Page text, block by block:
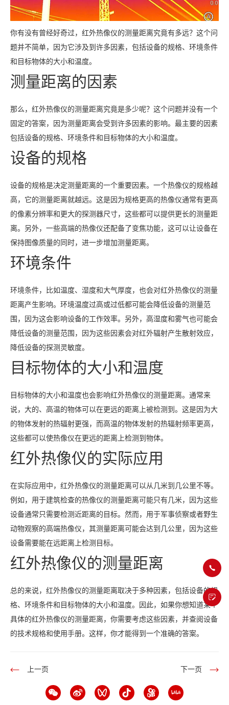
你有没有曾经好奇过，红外热像仪的测量距离究竟有多远？这个问
题并不简单，因为它涉及到许多因素，包括设备的规格、环境条件
和目标物体的大小和温度。
测量距离的因素
那么，红外热像仪的测量距离究竟是多少呢？这个问题并没有一个
固定的答案，因为测量距离会受到许多因素的影响。最主要的因素
包括设备的规格、环境条件和目标物体的大小和温度。
设备的规格
设备的规格是决定测量距离的一个重要因素。一个热像仪的规格越
高，它的测量距离就越远。这是因为规格更高的热像仪通常有更高
的像素分辨率和更大的探测器尺寸，这些都可以提供更长的测量距
离。另外，一些高端的热像仪还配备了变焦功能，这可以让设备在
保持图像质量的同时，进一步增加测量距离。
环境条件
环境条件，比如温度、湿度和大气厚度，也会对红外热像仪的测量
距离产生影响。环境温度过高或过低都可能会降低设备的测量范
围，因为这会影响设备的工作效率。另外，高湿度和雾气也可能会
降低设备的测量范围，因为这些因素会对红外辐射产生散射效应，
降低设备的探测灵敏度。
目标物体的大小和温度
目标物体的大小和温度也会影响红外热像仪的测量距离。通常来
说，大的、高温的物体可以在更远的距离上被检测到。这是因为大
的物体发射的热辐射更强，而高温的物体发射的热辐射频率更高，
这些都可以使热像仪在更远的距离上检测到物体。
红外热像仪的实际应用
在实际应用中，红外热像仪的测量距离可以从几米到几公里不等。
例如，用于建筑检查的热像仪的测量距离可能只有几米，因为这些
设备通常只需要检测近距离的目标。然而，用于军事侦察或者野生
动物观察的高端热像仪，其测量距离可能会达到几公里，因为这些
设备需要能在远距离上检测目标。
红外热像仪的测量距离
总的来说，红外热像仪的测量距离取决于多种因素，包括设备的规
格、环境条件和目标物体的大小和温度。因此，如果你想知道某个
具体的红外热像仪的测量距离，你需要考虑这些因素，并查阅设备
的技术规格和使用手册。这样，你才能得到一个准确的答案。
上一页 下一页